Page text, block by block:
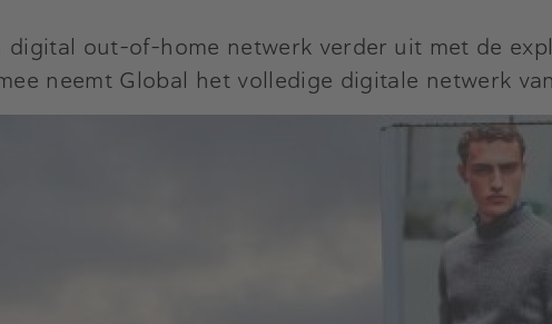
out-of-home netwerk verder uit met de
neemt Global het volledige digitale netwerk